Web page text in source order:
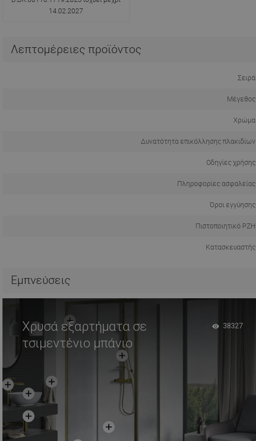
14.02.2027
Λεπτομέρειες προϊόντος
Σειρά
Μέγεθος
Χρώμα
Δυνατότητα επικόλλησης πλακιδίων
Οδηγίες χρήσης
Πληροφορίες ασφαλείας
Όροι εγγύησης
Πιστοποιητικό PZH
Κατασκευαστής
Εμπνεύσεις
Χρυσά εξαρτήματα σε
τσιμεντένιο μπάνιο
38327